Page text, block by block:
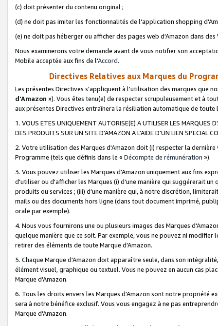
(c) doit présenter du contenu original ;
(d) ne doit pas imiter les fonctionnalités de l'application shopping
(e) ne doit pas héberger ou afficher des pages web d'Amazon dans
Nous examinerons votre demande avant de vous notifier son
Mobile acceptée aux fins de l'Accord.
Directives Relatives aux Marques du
Les présentes Directives s'appliquent à l'utilisation des marques que
d'Amazon »). Vous êtes tenu(e) de respecter scrupuleusement et à
aux présentes Directives entraînera la résiliation automatique de
1. VOUS ETES UNIQUEMENT AUTORISE(E) A UTILISER LES MARQUES
DES PRODUITS SUR UN SITE D'AMAZON A L'AIDE D'UN LIEN SPECIAL
2. Votre utilisation des Marques d'Amazon doit (i) respecter la
Programme (tels que définis dans le « Décompte de rémunération »).
3. Vous pouvez utiliser les Marques d'Amazon uniquement aux fins
d'utiliser ou d'afficher les Marques (i) d’une manière qui suggérerait
produits ou services ; (iii) d’une manière qui, à notre discrétion,
mails ou des documents hors ligne (dans tout document imprimé,
orale par exemple).
4. Nous vous fournirons une ou plusieurs images des Marques
quelque manière que ce soit. Par exemple, vous ne pouvez ni
retirer des éléments de toute Marque d'Amazon.
5. Chaque Marque d'Amazon doit apparaître seule, dans son
élément visuel, graphique ou textuel. Vous ne pouvez en aucun cas
Marque d'Amazon.
6. Tous les droits envers les Marques d'Amazon sont notre propriété
sera à notre bénéfice exclusif. Vous vous engagez à ne pas
Marque d'Amazon.